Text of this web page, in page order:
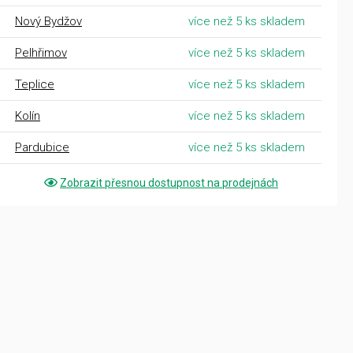
Nový Bydžov více než 5 ks skladem
Pelhřimov více než 5 ks skladem
Teplice více než 5 ks skladem
Kolín více než 5 ks skladem
Pardubice více než 5 ks skladem
Zobrazit přesnou dostupnost na prodejnách